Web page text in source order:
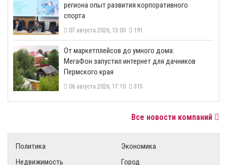
региона опыт развития корпоративного
спорта
07 августа 2026, 13:00 191
От маркетплейсов до умного дома:
МегаФон запустил интернет для дачников
Пермского края
06 августа 2026, 17:10 315
Все новости компаний
Политика
Экономика
Недвижимость
Город